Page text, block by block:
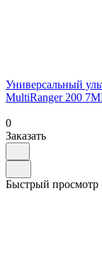
Универсальный
MultiRanger 200
0
Заказать
Быстрый просмотр